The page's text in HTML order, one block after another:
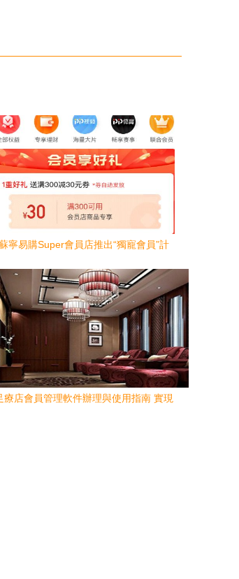
寧易購Super會員店推出“獨寵會員”計
療店會員管理軟件辦理與使用指南 實現